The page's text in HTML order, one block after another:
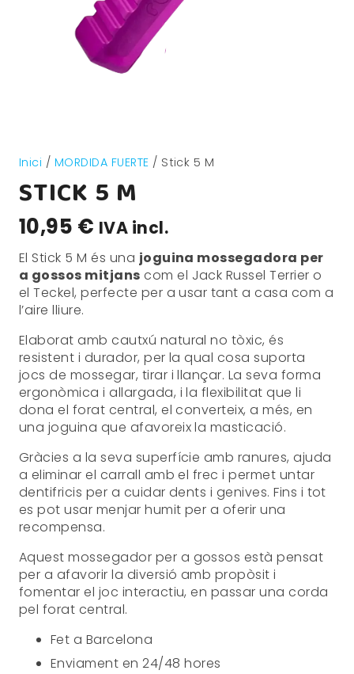
Inici / MORDIDA FUERTE / Stick 5 M
STICK 5 M
10,95 € IVA incl.
El Stick 5 M és una joguina mossegadora per
a gossos mitjans com el Jack Russel Terrier o
el Teckel, perfecte per a usar tant a casa com a
l’aire lliure.
Elaborat amb cautxú natural no tòxic, és
resistent i durador, per la qual cosa suporta
jocs de mossegar, tirar i llançar. La seva forma
ergonòmica i allargada, i la flexibilitat que li
dona el forat central, el converteix, a més, en
una joguina que afavoreix la masticació.
Gràcies a la seva superfície amb ranures, ajuda
a eliminar el carrall amb el frec i permet untar
dentifricis per a cuidar dents i genives. Fins i tot
es pot usar menjar humit per a oferir una
recompensa.
Aquest mossegador per a gossos està pensat
per a afavorir la diversió amb propòsit i
fomentar el joc interactiu, en passar una corda
pel forat central.
Fet a Barcelona
Enviament en 24/48 hores